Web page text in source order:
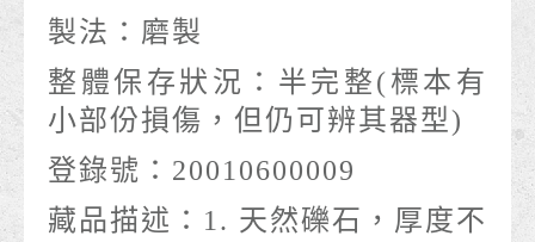
製法： 磨製
整體保存狀況： 半完整(標本有
小部份損傷，但仍可辨其器型)
登錄號： 20010600009
藏品描述： 1. 天然礫石，厚度不